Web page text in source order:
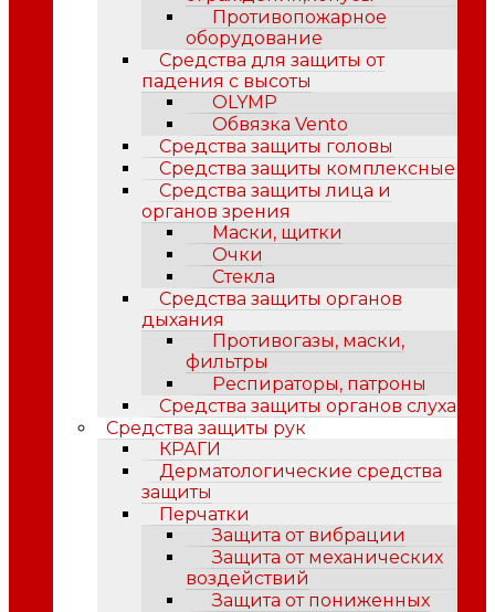
Противопожарное
оборудование
Средства для защиты от
падения с высоты
OLYMP
Обвязка Vento
Средства защиты головы
Средства защиты комплексные
Средства защиты лица и
органов зрения
Маски, щитки
Очки
Стекла
Средства защиты органов
дыхания
Противогазы, маски,
фильтры
Респираторы, патроны
Средства защиты органов слуха
Средства защиты рук
КРАГИ
Дерматологические средства
защиты
Перчатки
Защита от вибрации
Защита от механических
воздействий
Защита от пониженных